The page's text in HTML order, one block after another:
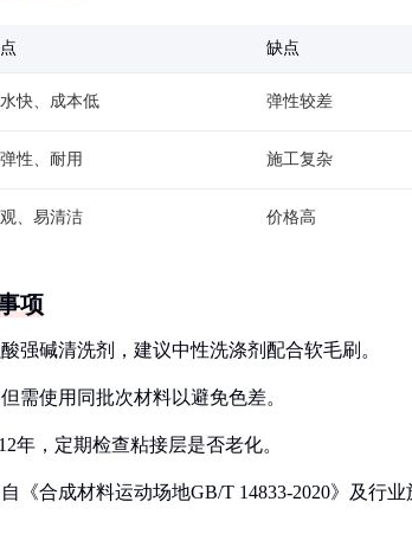
缺点
快、成本低 弹性较差
性、耐用 施工复杂
、易清洁 价格高
项
强碱清洗剂，建议中性洗涤剂配合软毛刷。
需使用同批次材料以避免色差。
年，定期检查粘接层是否老化。
《合成材料运动场地GB/T 14833-2020》及行业